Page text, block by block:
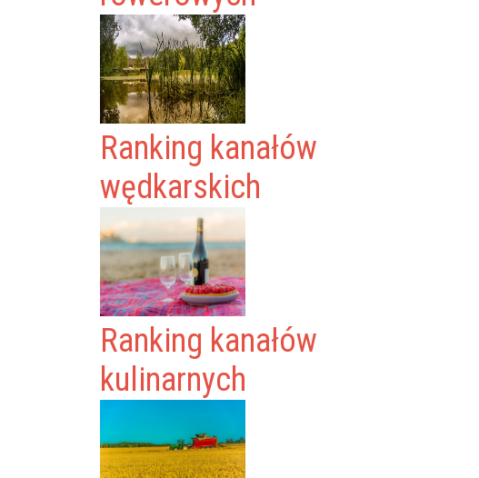
Ranking kanałów
wędkarskich
Ranking kanałów
kulinarnych